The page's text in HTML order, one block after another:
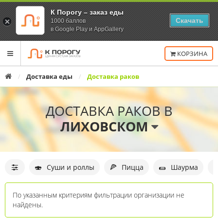
Переключить
КОРЗИНА
ГлавнаяДоставка еды Доставка раков
ДОСТАВКА РАКОВ В
ЛИХОВСКОМ
организаций
🍣 Суши и роллы 🍕 Пицца 🌯 Шаурма
Список
По указанным критериям фильтрации организации не
найдены.
К Порогу – заказ еды
1000 баллов
в Google Play и AppGallery
Скачать